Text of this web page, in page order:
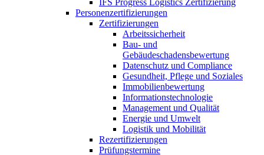
IFS Progress Logistics Zertifizierung
Personenzertifizierungen
Zertifizierungen
Arbeitssicherheit
Bau- und
Gebäudeschadensbewertung
Datenschutz und Compliance
Gesundheit, Pflege und Soziales
Immobilienbewertung
Informationstechnologie
Management und Qualität
Energie und Umwelt
Logistik und Mobilität
Rezertifizierungen
Prüfungstermine